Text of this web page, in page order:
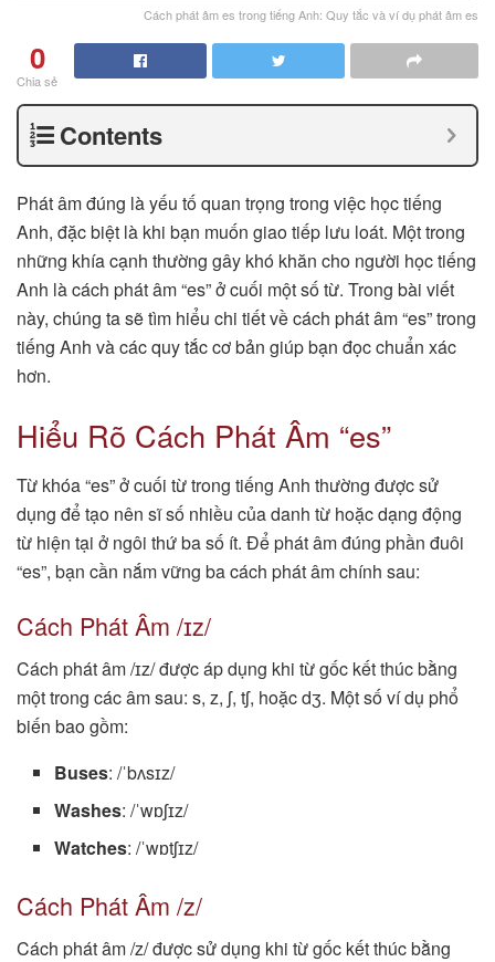
Cách phát âm es trong tiếng Anh: Quy tắc và ví dụ phát âm es
0
Chia sẻ
Contents
Phát âm đúng là yếu tố quan trọng trong việc học tiếng
Anh, đặc biệt là khi bạn muốn giao tiếp lưu loát. Một trong
những khía cạnh thường gây khó khăn cho người học tiếng
Anh là cách phát âm “es” ở cuối một số từ. Trong bài viết
này, chúng ta sẽ tìm hiểu chi tiết về cách phát âm “es” trong
tiếng Anh và các quy tắc cơ bản giúp bạn đọc chuẩn xác
hơn.
Hiểu Rõ Cách Phát Âm “es”
Từ khóa “es” ở cuối từ trong tiếng Anh thường được sử
dụng để tạo nên sĩ số nhiều của danh từ hoặc dạng động
từ hiện tại ở ngôi thứ ba số ít. Để phát âm đúng phần đuôi
“es”, bạn cần nắm vững ba cách phát âm chính sau:
Cách Phát Âm /ɪz/
Cách phát âm /ɪz/ được áp dụng khi từ gốc kết thúc bằng
một trong các âm sau: s, z, ʃ, tʃ, hoặc dʒ. Một số ví dụ phổ
biến bao gồm:
Buses: /ˈbʌsɪz/
Washes: /ˈwɒʃɪz/
Watches: /ˈwɒtʃɪz/
Cách Phát Âm /z/
Cách phát âm /z/ được sử dụng khi từ gốc kết thúc bằng